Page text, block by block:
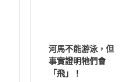
河馬不能游泳，但
事實證明牠們會
「飛」！